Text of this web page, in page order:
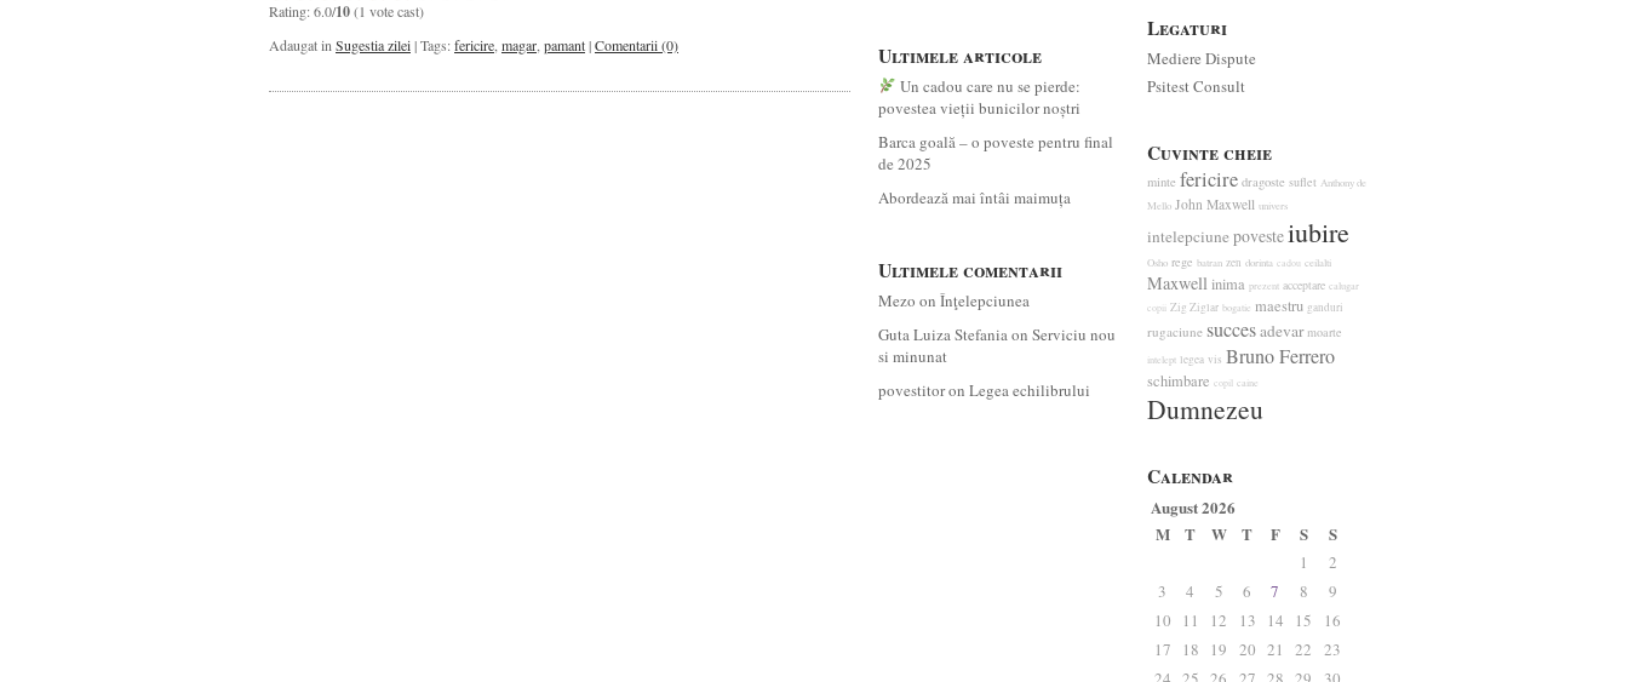
Rating: 6.0/10(1 vote cast)
Adaugat in Sugestia zilei| Tags:fericire magar pamant|Comentarii (0) Ultimele articole
Un cadou care nu se pierde:
povestea vieții bunicilor noștri
Barca goală – o poveste pentru final
de 2025
Abordează mai întâi maimuța
Ultimele comentarii
Mezo on Înţelepciunea
Guta Luiza Stefaniaon Serviciu nou
si minunat
povestitoron Legea echilibrului
Legaturi
Mediere Dispute
Psitest Consult
Cuvinte cheie
minte fericire dragoste suflet Anthony de
Mello John Maxwell univers
intelepciune povesteiubire
Osho rege batran zen dorinta cadou ceilalti
Maxwellinima prezent acceptare calugar
copii Zig Ziglar bogatie maestru ganduri
rugaciune succesadevar moarte
intelept legea vis Bruno Ferrero
schimbare copil caine
Dumnezeu
Calendar
August 2026
M
T W T F S S
1
2
3
4 5 6 7 8
9
10
11 12 13 14 15
16
17
18 19 20 21 22
23